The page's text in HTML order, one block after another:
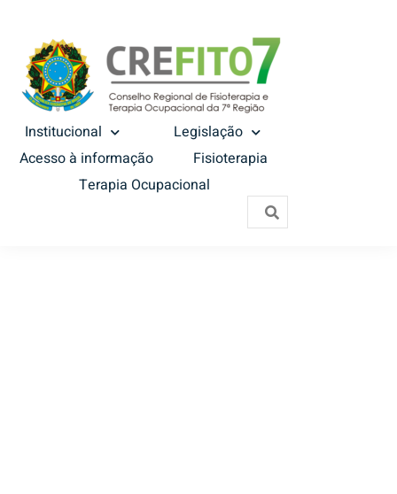
Institucional
Legislação
Acesso à informação
Fisioterapia
Terapia Ocupacional